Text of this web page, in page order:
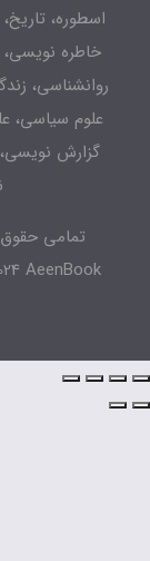
تاریخ، جیبی،
نویسی، داستان
زندگی
سیاسی، علوم
نویسی، مختصر
تمامی حقوق این
© 2024 AeenBook